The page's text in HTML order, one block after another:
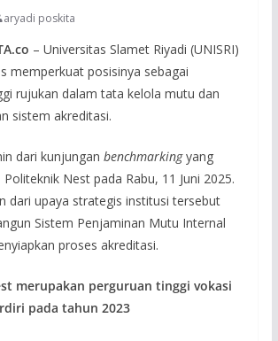
aryadi poskita
– Universitas Slamet Riyadi (UNISRI)
memperkuat posisinya sebagai
rujukan dalam tata kelola mutu dan
sistem akreditasi.
dari kunjungan benchmarkingyang
Nest pada Rabu, 11 Juni 2025.
dari upaya strategis institusi tersebut
Sistem Penjaminan Mutu Internal
proses akreditasi.
merupakan perguruan tinggi vokasi
pada tahun 2023